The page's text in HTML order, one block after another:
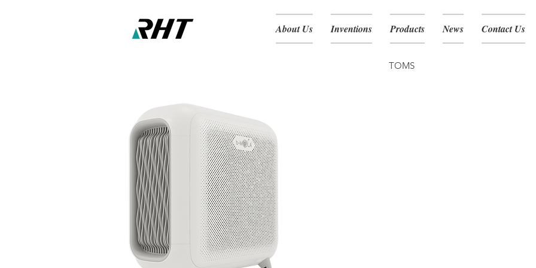
About Us Inventions Products News Contact Us
TOMS